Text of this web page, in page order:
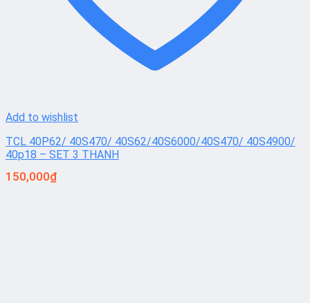
Add to wishlist
TCL 40P62/ 40S470/ 40S62/40S6000/40S470/ 40S4900/
40p18 – SET 3 THANH
150,000₫